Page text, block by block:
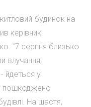
будинок на
керівник
"7 серпня близько
влучання,
йдеться у
пошкоджено
На щастя,